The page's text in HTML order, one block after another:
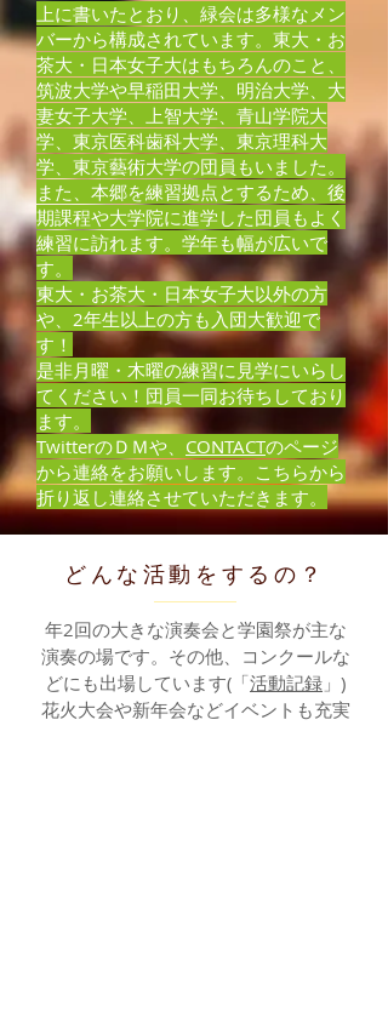
上に書いたとおり、緑会は多様なメン
バーから構成されています。東大・お
茶大・日本女子大はもちろんのこと、
筑波大学や早稲田大学、明治大学、大
妻女子大学、上智大学、青山学院大
学、東京医科歯科大学、東京理科大
学、東京藝術大学の団員もいました。
また、本郷を練習拠点とするため、後
期課程や大学院に進学した団員もよく
練習に訪れます。学年も幅が広いで
す。
東大・お茶大・日本女子大以外の方
や、2年生以上の方も入団大歓迎で
す！
是非月曜・木曜の練習に見学にいらし
てください！団員一同お待ちしており
ます。
TwitterのＤＭや、 CONTACTのページ
から連絡をお願いします。こちらから
折り返し連絡させていただきます。
​どんな活動をするの？
年2回の大きな演奏会と学園祭が主な
演奏の場です。その他、コンクールな
どにも出場しています(「活動記録 」 )
花火大会や新年会などイベントも充実